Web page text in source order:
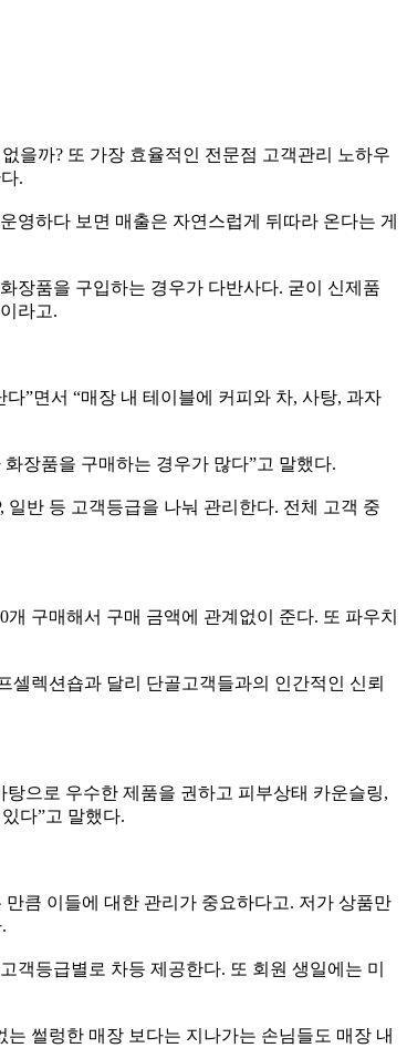
을까? 또 가장 효율적인 전문점 고객관리 노하우
.
영하다 보면 매출은 자연스럽게 뒤따라 온다는 게
장품을 구입하는 경우가 다반사다. 굳이 신제품
라고.
”면서 “매장 내 테이블에 커피와 차, 사탕, 과자
장품을 구매하는 경우가 많다”고 말했다.
반 등 고객등급을 나눠 관리한다. 전체 고객 중
구매해서 구매 금액에 관계없이 준다. 또 파우치
렉션숍과 달리 단골고객들과의 인간적인 신뢰
으로 우수한 제품을 권하고 피부상태 카운슬링,
다”고 말했다.
큼 이들에 대한 관리가 중요하다고. 저가 상품만
객등급별로 차등 제공한다. 또 회원 생일에는 미
썰렁한 매장 보다는 지나가는 손님들도 매장 내